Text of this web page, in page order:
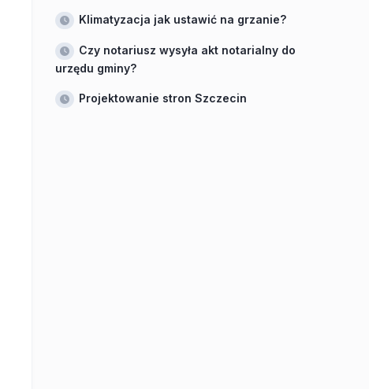
Klimatyzacja jak ustawić na grzanie?
Czy notariusz wysyła akt notarialny do
urzędu gminy?
Projektowanie stron Szczecin